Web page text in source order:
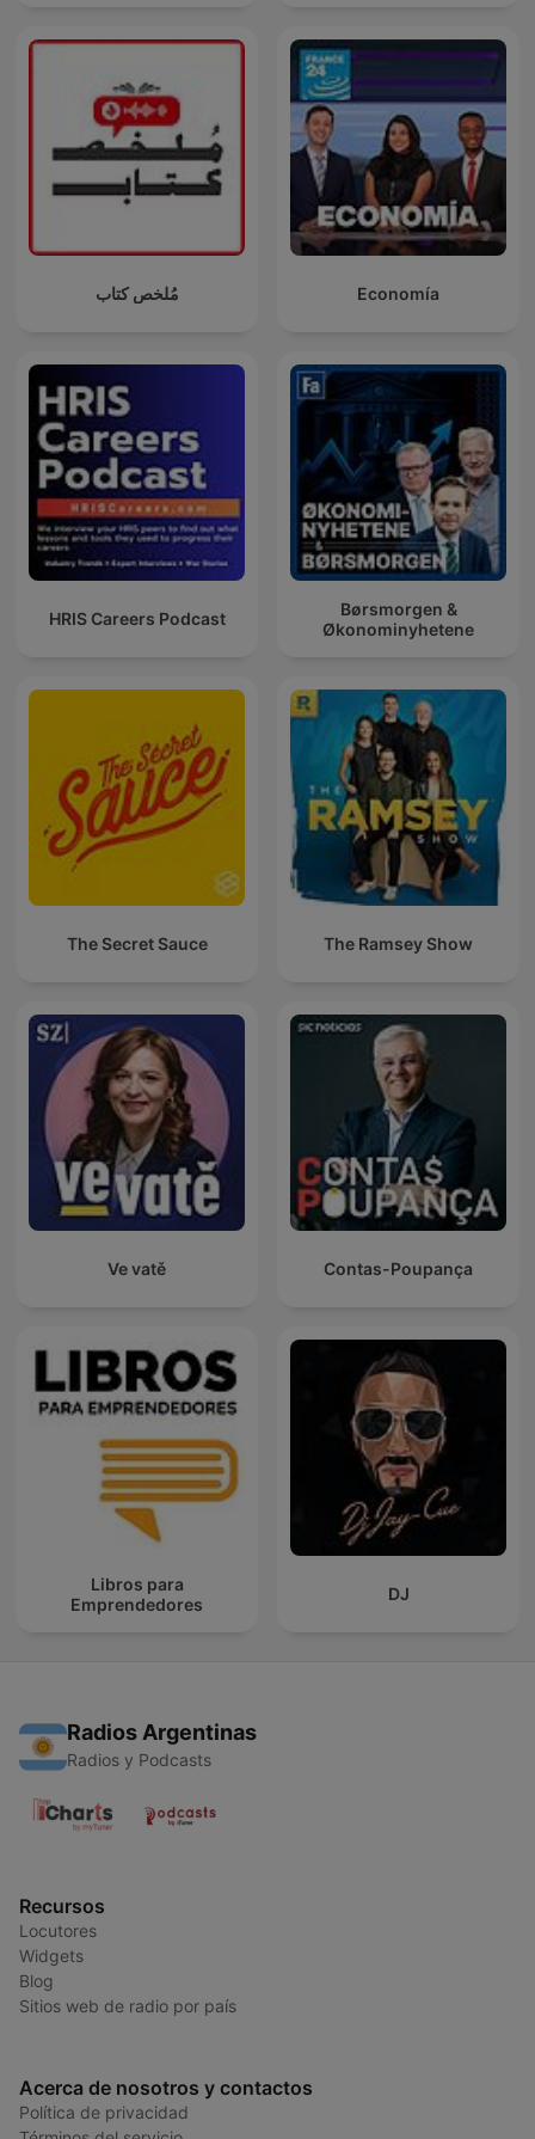
مُلخص كتاب Economía
HRIS Careers Podcast
Børsmorgen &
Økonominyhetene
The Secret Sauce The Ramsey Show
Ve vatě Contas-Poupança
Libros para
Emprendedores
DJ
Radios Argentinas
Radios y Podcasts
Recursos
Locutores
Widgets
Blog
Sitios web de radio por país
Acerca de nosotros y contactos
Política de privacidad